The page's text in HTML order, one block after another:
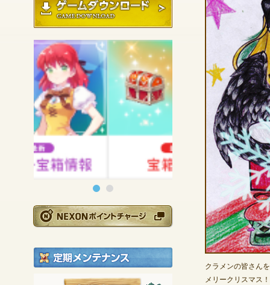
NEXONポイントチ
定期メンテナンス
毎週水曜日 10:30
クラメンの皆さん
メリークリスマス！